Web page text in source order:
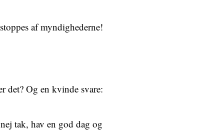
af myndighederne!
det? Og en kvinde svare:
tak, hav en god dag og